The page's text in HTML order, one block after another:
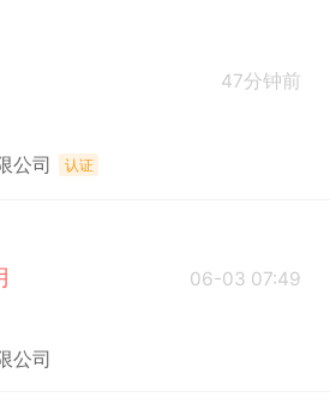
47分钟前
公司 认证
06-03 07:49
公司